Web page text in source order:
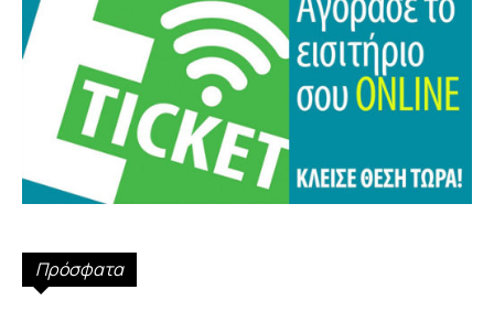
Πρόσφατα